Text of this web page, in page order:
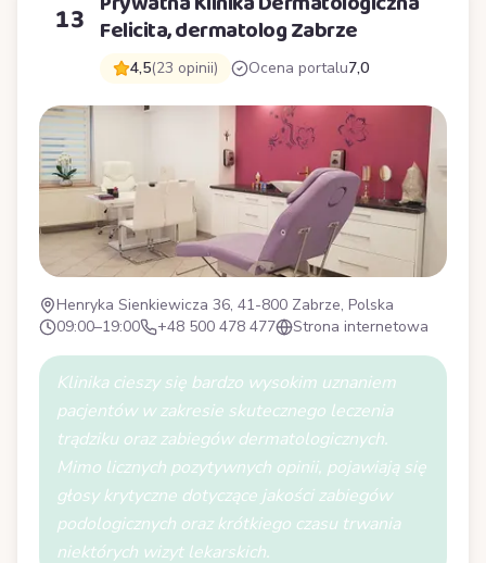
13 Felicita, dermatolog Zabrze
4,5(23 opinii) Ocena portalu7,0
Henryka Sienkiewicza 36, 41-800 Zabrze, Polska
09:00–19:00
+48 500 478 477 Strona internetowa
Klinika cieszy się bardzo wysokim uznaniem
pacjentów w zakresie skutecznego leczenia
trądziku oraz zabiegów dermatologicznych.
Mimo licznych pozytywnych opinii, pojawiają się
głosy krytyczne dotyczące jakości zabiegów
podologicznych oraz krótkiego czasu trwania
niektórych wizyt lekarskich.